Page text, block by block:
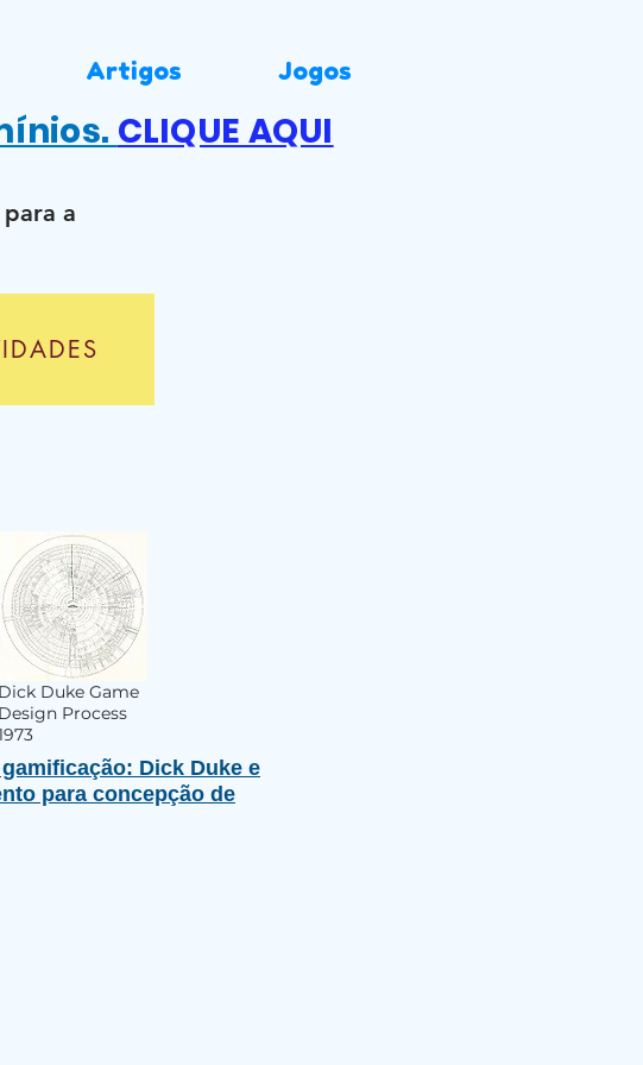
Artigos Jogos
CLIQUE AQUI
a
Dick Duke Game
Design Process
Dick Duke e
para concepção de